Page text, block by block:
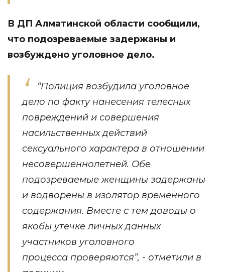
В ДП Алматинской области сообщили,
что подозреваемые задержаны и
возбуждено уголовное дело.
“Полиция возбудила уголовное
дело по факту нанесения телесных
повреждений и совершения
насильственных действий
сексуального характера в отношении
несовершеннолетней. Обе
подозреваемые женщины задержаны
и водворены в изолятор временного
содержания. Вместе с тем доводы о
якобы утечке личных данных
участников уголовного
процесса проверяются”, - отметили в